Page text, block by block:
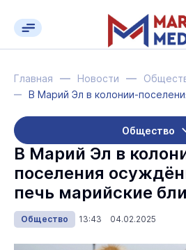
Главная Новости
Общество
В Марий Эл в
поселения
печь марийские
Общество 13:43 04.02.2025